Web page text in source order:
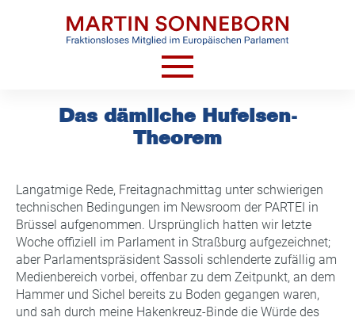
HOME
AKTUELLES
TERMINE
CV
KONTAKT
Das dämliche Hufeisen-
Theorem
Langatmige Rede, Freitagnachmittag unter schwierigen
technischen Bedingungen im Newsroom der PARTEI in
Brüssel aufgenommen. Ursprünglich hatten wir letzte
Woche offiziell im Parlament in Straßburg aufgezeichnet;
aber Parlamentspräsident Sassoli schlenderte zufällig am
Medienbereich vorbei, offenbar zu dem Zeitpunkt, an dem
Hammer und Sichel bereits zu Boden gegangen waren,
und sah durch meine Hakenkreuz-Binde die Würde des